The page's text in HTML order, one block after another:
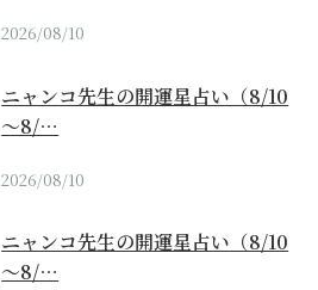
2026/08/10
ニャンコ先生の開運星占い（8/10
～8/…
2026/08/10
ニャンコ先生の開運星占い（8/10
～8/…